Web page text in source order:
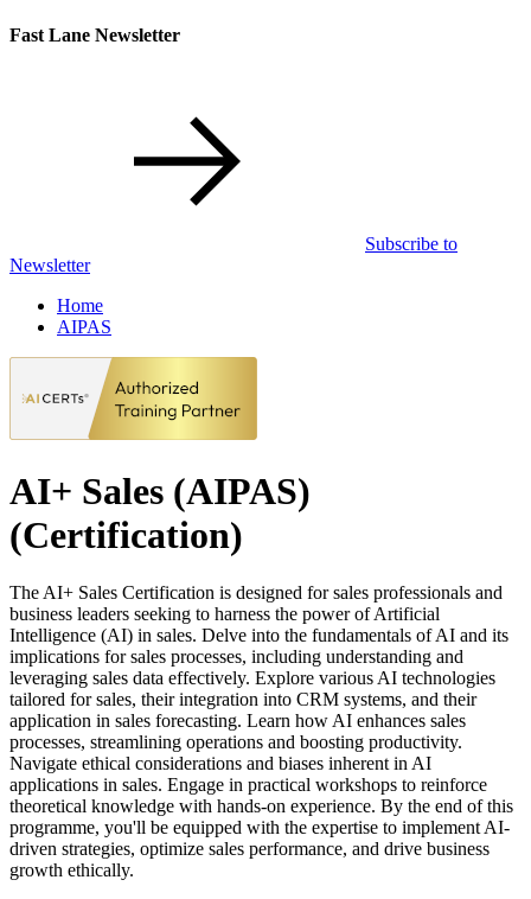
Fast Lane Newsletter
Subscribe to
Newsletter
Home
AIPAS
AI+ Sales (AIPAS)
(Certification)
The AI+ Sales Certification is designed for sales professionals and
business leaders seeking to harness the power of Artificial
Intelligence (AI) in sales. Delve into the fundamentals of AI and its
implications for sales processes, including understanding and
leveraging sales data effectively. Explore various AI technologies
tailored for sales, their integration into CRM systems, and their
application in sales forecasting. Learn how AI enhances sales
processes, streamlining operations and boosting productivity.
Navigate ethical considerations and biases inherent in AI
applications in sales. Engage in practical workshops to reinforce
theoretical knowledge with hands-on experience. By the end of this
programme, you'll be equipped with the expertise to implement AI-
driven strategies, optimize sales performance, and drive business
growth ethically.